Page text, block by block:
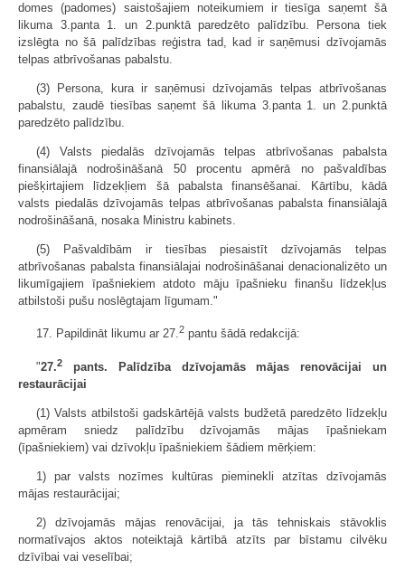
domes (padomes) saistošajiem noteikumiem ir tiesīga saņemt šā
likuma 3.panta 1. un 2.punktā paredzēto palīdzību. Persona tiek
izslēgta no šā palīdzības reģistra tad, kad ir saņēmusi dzīvojamās
telpas atbrīvošanas pabalstu.
(3) Persona, kura ir saņēmusi dzīvojamās telpas atbrīvošanas
pabalstu, zaudē tiesības saņemt šā likuma 3.panta 1. un 2.punktā
paredzēto palīdzību.
(4) Valsts piedalās dzīvojamās telpas atbrīvošanas pabalsta
finansiālajā nodrošināšanā 50 procentu apmērā no pašvaldības
piešķirtajiem līdzekļiem šā pabalsta finansēšanai. Kārtību, kādā
valsts piedalās dzīvojamās telpas atbrīvošanas pabalsta finansiālajā
nodrošināšanā, nosaka Ministru kabinets.
(5) Pašvaldībām ir tiesības piesaistīt dzīvojamās telpas
atbrīvošanas pabalsta finansiālajai nodrošināšanai denacionalizēto un
likumīgajiem īpašniekiem atdoto māju īpašnieku finanšu līdzekļus
atbilstoši pušu noslēgtajam līgumam."
17. Papildināt likumu ar 27.2 pantu šādā redakcijā:
"27.2
pants. Palīdzība dzīvojamās mājas renovācijai un
restaurācijai
(1) Valsts atbilstoši gadskārtējā valsts budžetā paredzēto līdzekļu
apmēram sniedz palīdzību dzīvojamās mājas īpašniekam
(īpašniekiem) vai dzīvokļu īpašniekiem šādiem mērķiem:
1) par valsts nozīmes kultūras pieminekli atzītas dzīvojamās
mājas restaurācijai;
2) dzīvojamās mājas renovācijai, ja tās tehniskais stāvoklis
normatīvajos aktos noteiktajā kārtībā atzīts par bīstamu cilvēku
dzīvībai vai veselībai;